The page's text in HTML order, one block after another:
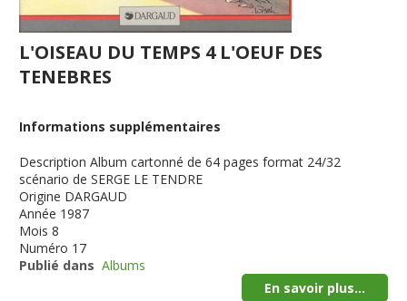
L'OISEAU DU TEMPS 4 L'OEUF DES
TENEBRES
Informations supplémentaires
Description Album cartonné de 64 pages format 24/32
scénario de SERGE LE TENDRE
Origine DARGAUD
Année 1987
Mois 8
Numéro 17
Publié dans Albums
En savoir plus...